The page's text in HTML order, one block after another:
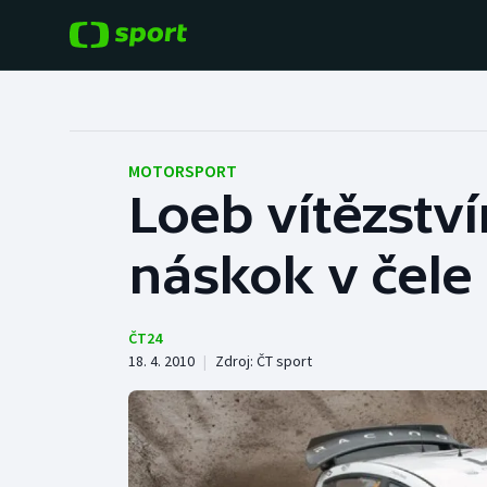
Hokej
Tenis
Cyklistika
Baseball a softbal
Basketbal
Boby a skeleton
Box
MOTORSPORT
Loeb
náskok v čele
ČT24
18. 4. 2010 | Zdroj: ČT sport